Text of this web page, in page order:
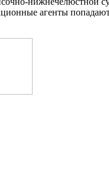
агенты